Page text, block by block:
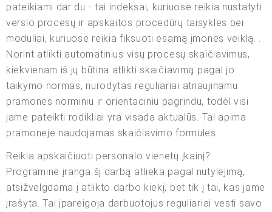
pateikiami dar du - tai indeksai, kuriuose reikia nustatyti
verslo procesų ir apskaitos procedūrų taisykles bei
moduliai, kuriuose reikia fiksuoti esamą įmonės veiklą. .
Norint atlikti automatinius visų procesų skaičiavimus,
kiekvienam iš jų būtina atlikti skaičiavimą pagal jo
taikymo normas, nurodytas reguliariai atnaujinamu
pramonės norminiu ir orientaciniu pagrindu, todėl visi
jame pateikti rodikliai yra visada aktualūs. Tai apima
pramonėje naudojamas skaičiavimo formules.
Reikia apskaičiuoti personalo vienetų įkainį?
Programinė įranga šį darbą atlieka pagal nutylėjimą,
atsižvelgdama į atlikto darbo kiekį, bet tik į tai, kas jame
įrašyta. Tai įpareigoja darbuotojus reguliariai vesti savo